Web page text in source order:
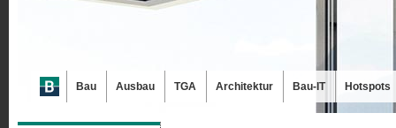
Bau Ausbau TGA Architektur Bau-IT Hotspots